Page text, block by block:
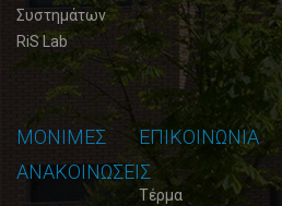
Συστημάτων
RiS Lab
ΜΟΝΙΜΕΣ
ΑΝΑΚΟΙΝΩΣΕΙΣ
ΕΠΙΚΟΙΝΩΝΙΑ
Τέρμα